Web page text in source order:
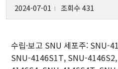
2024-07-01 조회수 431
수립·보고 SNU 세포주: SNU-
SNU-4146S1T, SNU-
한국세포주은행
SNU 세포주 개발 지원
세포주 연구 세미나